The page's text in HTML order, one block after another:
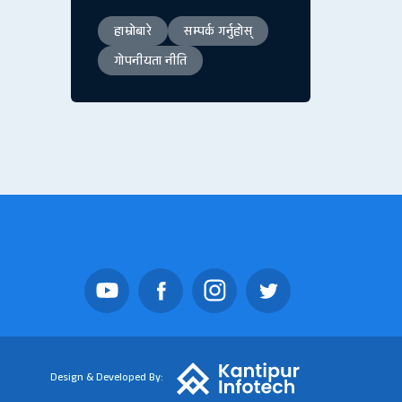
हाम्रोबारे
सम्पर्क गर्नुहोस्
गोपनीयता नीति
Design & Developed By: